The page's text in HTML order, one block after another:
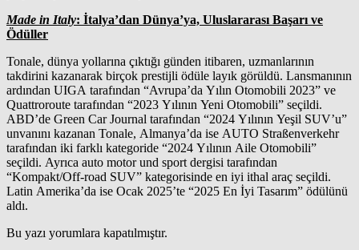
Made in Italy: İtalya’dan Dünya’ya, Uluslararası Başarı ve
Ödüller
Tonale, dünya yollarına çıktığı günden itibaren, uzmanlarının
takdirini kazanarak birçok prestijli ödüle layık görüldü. Lansmanının
ardından UIGA tarafından “Avrupa’da Yılın Otomobili 2023” ve
Quattroroute tarafından “2023 Yılının Yeni Otomobili” seçildi.
ABD’de Green Car Journal tarafından “2024 Yılının Yeşil SUV’u”
unvanını kazanan Tonale, Almanya’da ise AUTO Straßenverkehr
tarafından iki farklı kategoride “2024 Yılının Aile Otomobili”
seçildi. Ayrıca auto motor und sport dergisi tarafından
“Kompakt/Off-road SUV” kategorisinde en iyi ithal araç seçildi.
Latin Amerika’da ise Ocak 2025’te “2025 En İyi Tasarım” ödülünü
aldı.
Bu yazı yorumlara kapatılmıştır.